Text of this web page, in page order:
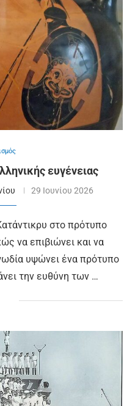
ευγένειας
29 Ιουνίου 2026
στο πρότυπο
να επιβιώνει και να
υψώνει ένα πρότυπο
την ευθύνη των …